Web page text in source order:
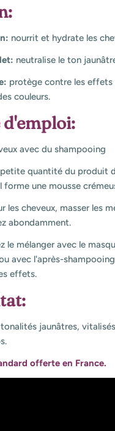
nourrit et hydrate les
neutralise le ton
protège contre les effets
couleurs.
d'emploi:
avec du shampooing
quantité du produit
forme une mousse
les cheveux, masser les
abondamment.
le mélanger avec le
avec l'après-
effets.
tonalités jaunâtres,
offerte en France.